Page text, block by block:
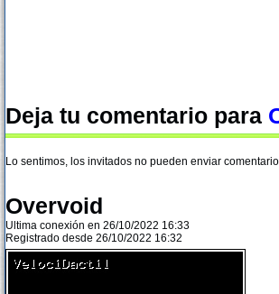
Deja tu comentario para
Lo sentimos, los invitados no pueden enviar
Overvoid
Ultima conexión en 26/10/2022 16:33
Registrado desde 26/10/2022 16:32